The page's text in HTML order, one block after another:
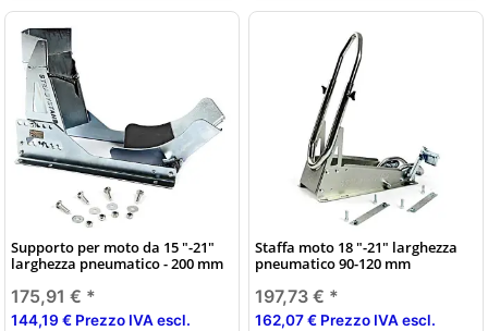
Supporto per moto da 15 "-21"
larghezza pneumatico - 200 mm
175,91 € *
144,19 € Prezzo IVA escl.
Staffa moto 18 "-21" larghezza
pneumatico 90-120 mm
197,73 € *
162,07 € Prezzo IVA escl.